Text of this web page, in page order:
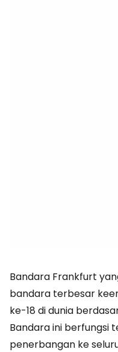
Bandara Frankfurt
bandara terbesar
ke-18 di dunia
Bandara ini berfungsi
penerbangan ke